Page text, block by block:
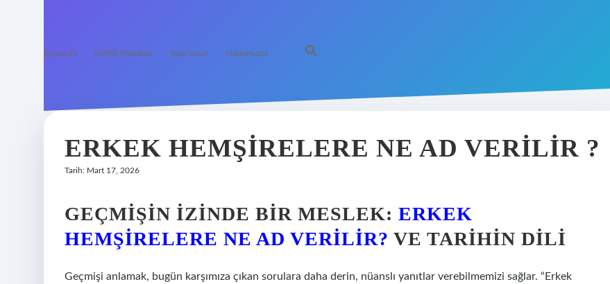
Anasayfa Gizlilik Politikası Yasal Uyarı Hakkımızda
ERKEK HEMŞIRELERE NE AD VERILIR ?
Tarih: Mart 17, 2026
GEÇMIŞIN İZINDE BIR MESLEK: ERKEK
HEMŞIRELERE NE AD VERILIR? VE TARIHIN DILI
Geçmişi anlamak, bugün karşımıza çıkan sorulara daha derin, nüanslı yanıtlar verebilmemizi sağlar. “Erkek